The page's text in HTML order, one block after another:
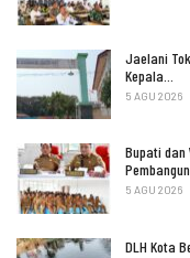
Jaelani
Kepala…
5 AGU 2026
Bupati dan
5 AGU 2026
DLH Kota